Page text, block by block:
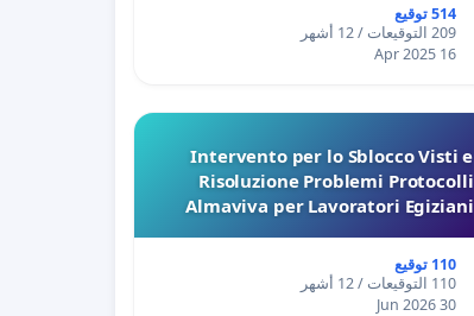
514 توقيع
209 التوقيعات / 12 أشهر
16 Apr 2025
Intervento per lo Sblocco Visti e
Risoluzione Problemi Protocolli
Almaviva per Lavoratori Egiziani
110 توقيع
110 التوقيعات / 12 أشهر
30 Jun 2026